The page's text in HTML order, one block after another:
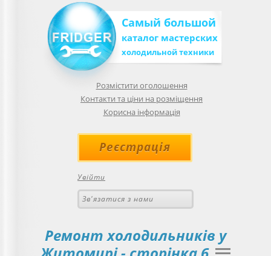
Самый большой
каталог мастерских
холодильной техники
Розмістити оголошення
Контакти та ціни на розміщення
Корисна інформація
Реєстрація
Увійти
Зв'язатися з нами
Ремонт холодильників у